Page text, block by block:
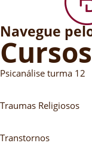
Navegue
Cursos
Psicanálise turma 12
Traumas Religiosos
Transtornos